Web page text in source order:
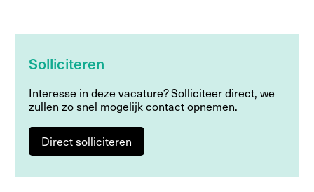
Solliciteren
Interesse in deze vacature? Solliciteer direct, we
zullen zo snel mogelijk contact opnemen.
Direct solliciteren